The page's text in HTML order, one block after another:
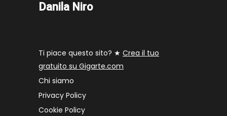
Danila Niro
Ti piace questo sito? ★ Crea il tuo
gratuito su Gigarte.com
Chi siamo
Privacy Policy
Cookie Policy